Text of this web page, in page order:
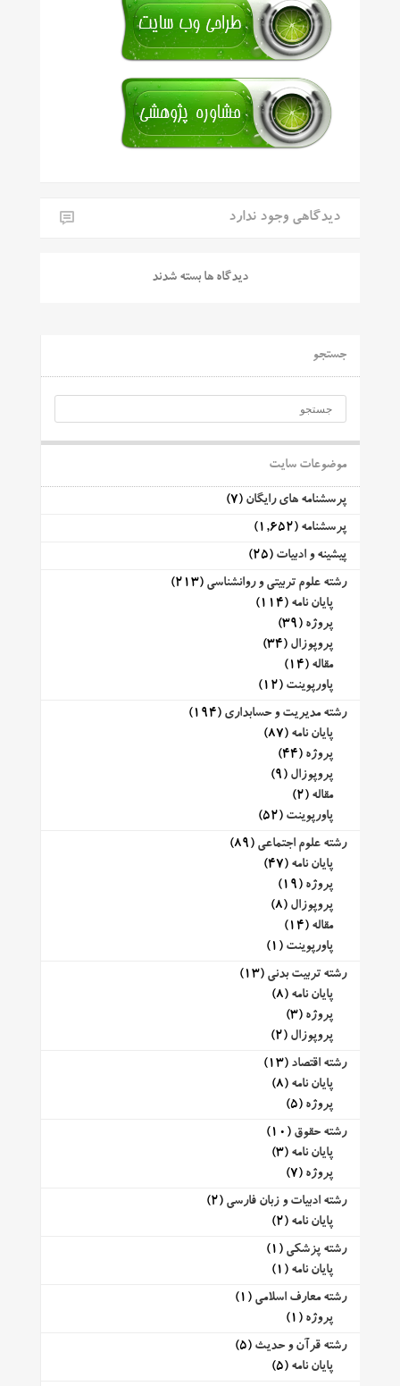
دیدگاهی وجود ندارد
دیدگاه ها بسته شدند
جستجو
موضوعات سایت
پرسشنامه های رایگان (7)
پرسشنامه (1,652)
پیشینه و ادبیات (25)
رشته علوم تربیتی و روانشناسی (213)
پایان نامه (114)
پروژه (39)
پروپوزال (34)
مقاله (14)
پاورپوینت (12)
رشته مدیریت و حسابداری (194)
پایان نامه (87)
پروژه (44)
پروپوزال (9)
مقاله (2)
پاورپوینت (52)
رشته علوم اجتماعی (89)
پایان نامه (47)
پروژه (19)
پروپوزال (8)
مقاله (14)
پاورپوینت (1)
رشته تربیت بدنی (13)
پایان نامه (8)
پروژه (3)
پروپوزال (2)
رشته اقتصاد (13)
پایان نامه (8)
پروژه (5)
رشته حقوق (10)
پایان نامه (3)
پروژه (7)
رشته ادبیات و زبان فارسی (2)
پایان نامه (2)
رشته پزشکی (1)
پایان نامه (1)
رشته معارف اسلامی (1)
پروژه (1)
رشته قرآن و حدیث (5)
پایان نامه (5)